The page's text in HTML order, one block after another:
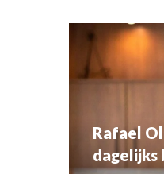
Rafael
dagelijks